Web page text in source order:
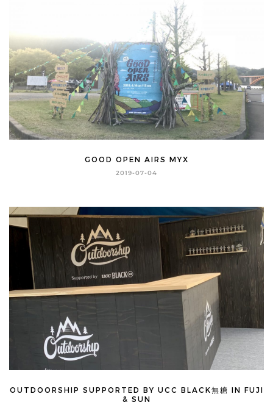
GOOD OPEN AIRS MYX
2019-07-04
OUTDOORSHIP SUPPORTED BY UCC BLACK無糖 IN FUJI
& SUN